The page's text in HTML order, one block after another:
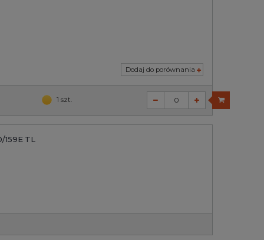
Dodaj do porównania
1 szt.
TL